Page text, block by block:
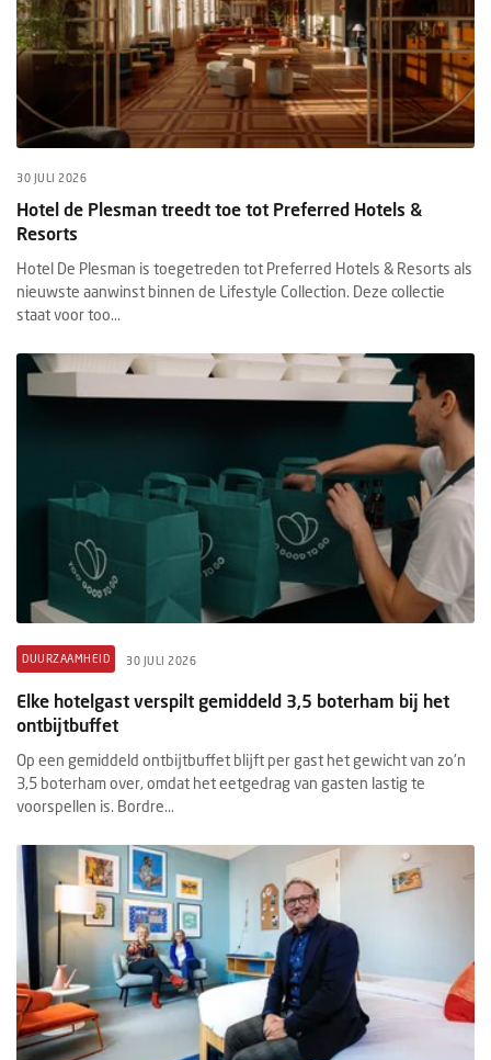
30 JULI 2026
Hotel de Plesman treedt toe tot Preferred Hotels &
Resorts
Hotel De Plesman is toegetreden tot Preferred Hotels & Resorts als
nieuwste aanwinst binnen de Lifestyle Collection. Deze collectie
staat voor too...
DUURZAAMHEID 30 JULI 2026
Elke hotelgast verspilt gemiddeld 3,5 boterham bij het
ontbijtbuffet
Op een gemiddeld ontbijtbuffet blijft per gast het gewicht van zo'n
3,5 boterham over, omdat het eetgedrag van gasten lastig te
voorspellen is. Bordre...